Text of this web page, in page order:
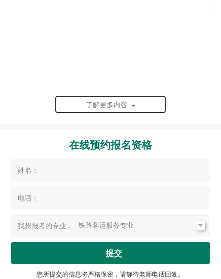
了解更多内容 +
在线预约报名资格
姓名：
电话：
我想报考的专业：
提交
您所提交的信息将严格保密，请静待老师电话回复。